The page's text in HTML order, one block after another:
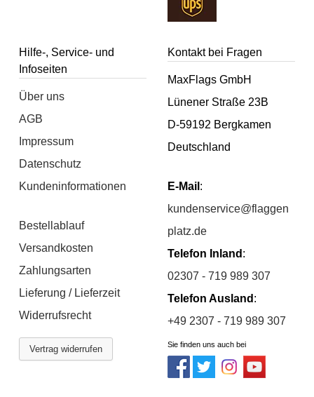
Hilfe-, Service- und
Infoseiten
Über uns
AGB
Impressum
Datenschutz
Kundeninformationen
Bestellablauf
Versandkosten
Zahlungsarten
Lieferung / Lieferzeit
Widerrufsrecht
Vertrag widerrufen
Kontakt bei Fragen
MaxFlags GmbH
Lünener Straße 23B
D-59192 Bergkamen
Deutschland
E-Mail :
kundenservice@flaggen
platz.de
Telefon Inland :
02307 - 719 989 307
Telefon Ausland :
+49 2307 - 719 989 307
Sie finden uns auch bei